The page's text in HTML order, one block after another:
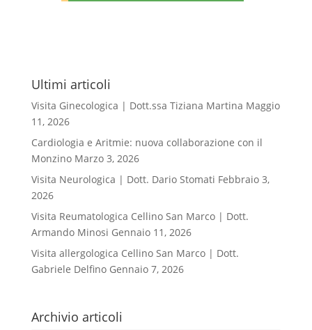
Ultimi articoli
Visita Ginecologica | Dott.ssa Tiziana Martina Maggio
11, 2026
Cardiologia e Aritmie: nuova collaborazione con il
Monzino Marzo 3, 2026
Visita Neurologica | Dott. Dario Stomati Febbraio 3,
2026
Visita Reumatologica Cellino San Marco | Dott.
Armando Minosi Gennaio 11, 2026
Visita allergologica Cellino San Marco | Dott.
Gabriele Delfino Gennaio 7, 2026
Archivio articoli